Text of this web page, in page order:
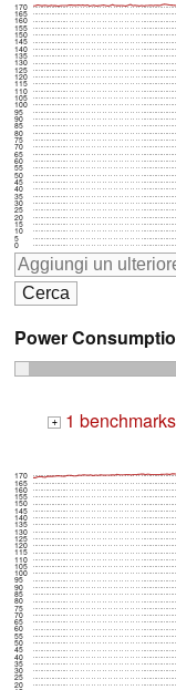
0
5
10
15
20
25
30
35
40
45
50
55
60
65
70
75
80
85
90
95
100
105
110
115
120
125
130
135
140
145
150
155
160
165
170
Power
+ 1
20
25
30
35
40
45
50
55
60
65
70
75
80
85
90
95
100
105
110
115
120
125
130
135
140
145
150
155
160
165
170